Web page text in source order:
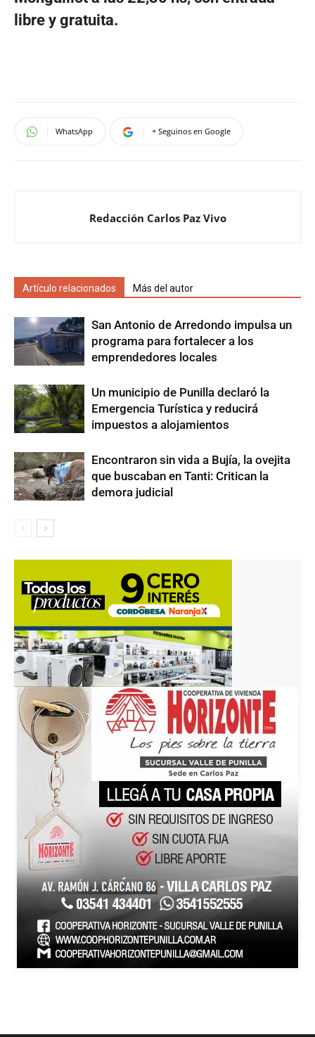
libre y gratuita.
WhatsApp + Seguinos en Google
Redacción Carlos Paz Vivo
Artículo relacionados Más del autor
San Antonio de Arredondo impulsa un
programa para fortalecer a los
emprendedores locales
Un municipio de Punilla declaró la
Emergencia Turística y reducirá
impuestos a alojamientos
Encontraron sin vida a Bujía, la ovejita
que buscaban en Tanti: Critican la
demora judicial